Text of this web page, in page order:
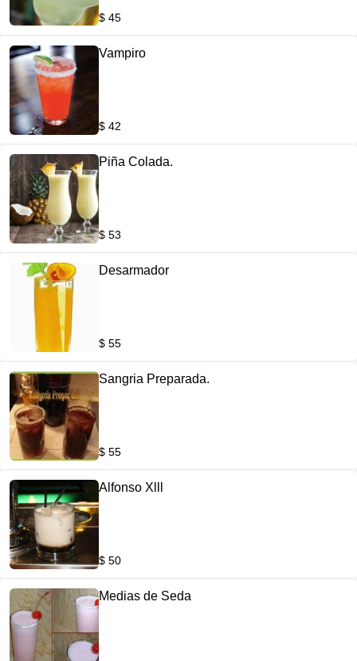
$ 45
Vampiro
$ 42
Piña Colada.
$ 53
Desarmador
$ 55
Sangria Preparada.
$ 55
Alfonso Xlll
$ 50
Medias de Seda